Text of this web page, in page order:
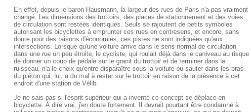
En effet, depuis le baron Hausmann, la largeur des rues de Paris n'a pas vraiment
changé. Les dimensions des trottoirs, des places de stationnement et des voies
de circulation sont restées identiques. Seuls se rajoutent de petits symboles
autorisant les bicyclettes à emprunter ces rues en contresens, et encore, sans
doute pour des raisons d'économies, ces pistes ne sont indiquées qu'aux
intersections. Lorsque qu'une voiture arrive dans le sens normal de circulation
dans une rue un peu étroite, le cycliste, qui roulait déjà dans le caniveau au risque
de donner un coup de pédale sur le granit du trottoir et de terminer dans le
ruisseau, n'a le choix qu'entre disparaître sous la voiture ou sauter dans les bras
du piéton qui, lui, a du mal à rester sur le trottoir en raison de la présence à cet
endroit d'une station de Vélib.
Je ne sais pas si l'esprit supérieur qui a inventé ce concept se déplace en
bicyclette. À dire vrai, j'en doute fortement. Il devrait pourtant être condamné à